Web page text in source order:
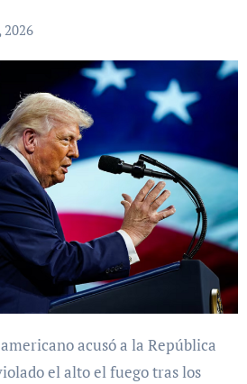
2026
el alto el fuego tras los